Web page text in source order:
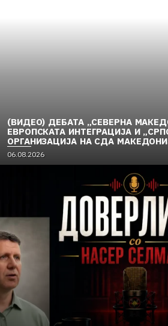
(ВИДЕО) ДЕБАТА „СЕВЕРНА
ЕВРОПСКАТА ИНТЕГРАЦИЈА И
ОРГАНИЗАЦИЈА НА СДА
06.08.2026